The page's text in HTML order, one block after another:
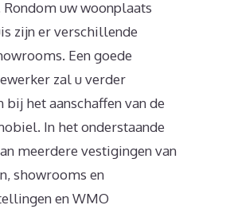
uw woonplaats
zijn er verschillende
Een goede
zal u verder
bij het aanschaffen van de
In het onderstaande
meerdere vestigingen van
showrooms en
en WMO